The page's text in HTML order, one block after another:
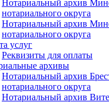
Нотариальный архив
нотариального округа
Нотариальный архив
нотариального округа
услуг
Реквизиты для оплаты
архивы
Нотариальный архив
нотариального округа
Нотариальный архив